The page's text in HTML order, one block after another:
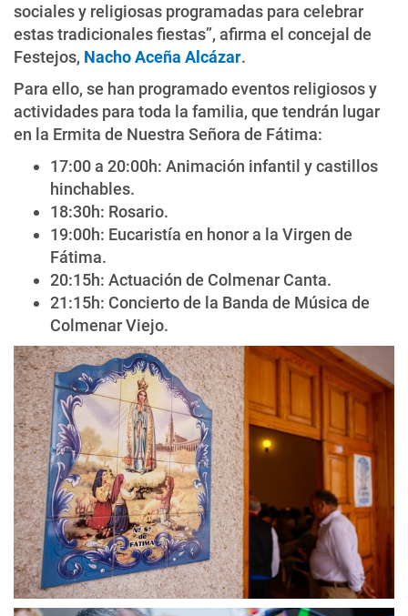
sociales y religiosas programadas para celebrar
estas tradicionales fiestas”, afirma el concejal de
Festejos, Nacho Aceña Alcázar.
Para ello, se han programado eventos religiosos y
actividades para toda la familia, que tendrán lugar
en la Ermita de Nuestra Señora de Fátima:
17:00 a 20:00h: Animación infantil y castillos
hinchables.
18:30h: Rosario.
19:00h: Eucaristía en honor a la Virgen de
Fátima.
20:15h: Actuación de Colmenar Canta.
21:15h: Concierto de la Banda de Música de
Colmenar Viejo.